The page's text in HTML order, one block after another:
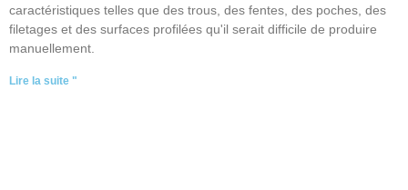
caractéristiques telles que des trous, des fentes, des poches, des
filetages et des surfaces profilées qu'il serait difficile de produire
manuellement.
Lire la suite "